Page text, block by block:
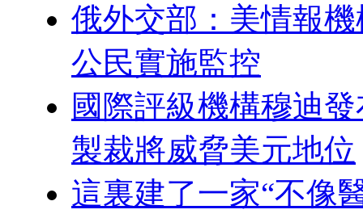
俄外交部：美情報
公民實施監控
國際評級機構穆迪
製裁將威脅美元地位
這裏建了一家“不像